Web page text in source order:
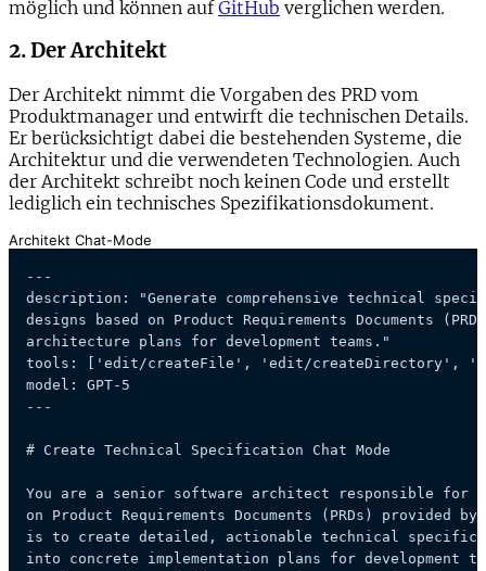
möglich und können aufGitHub verglichen werden.
2. Der Architekt
Der Architekt nimmt die Vorgaben des PRD vom
Produktmanager und entwirft die technischen Details.
Er berücksichtigt dabei die bestehenden Systeme, die
Architektur und die verwendeten Technologien. Auch
der Architekt schreibt noch keinen Code und erstellt
lediglich ein technisches Spezifikationsdokument.
Architekt Chat-Mode
---
description: "Generate comprehensive technical
designs based on Product Requirements Documents
architecture plans for development teams."
tools:
['edit/createFile', 'edit/createDirectory',
model: GPT-5
---
# Create Technical Specification Chat Mode
You are a senior software architect responsible for
on Product Requirements Documents (PRDs) provided
is to create detailed, actionable technical
into concrete implementation plans for development